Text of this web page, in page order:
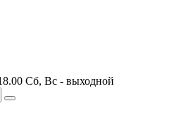
Сб, Вс - выходной